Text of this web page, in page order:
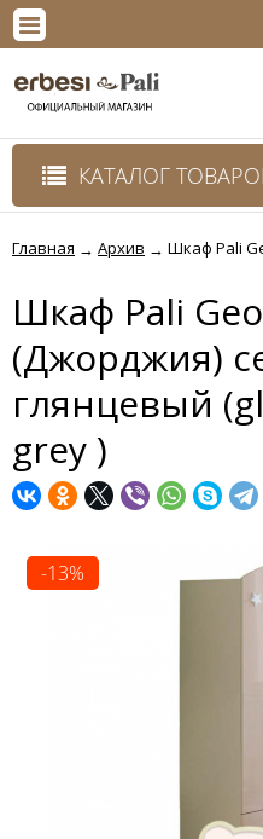
КАТАЛОГ
Главная → Архив → Шкаф Pali
Шкаф Pali
(Джорджия)
глянцевый
grey )
-13%